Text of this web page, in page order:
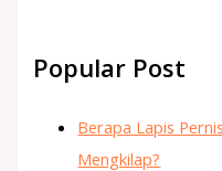
Popular Post
Berapa Lapis
Mengkilap?